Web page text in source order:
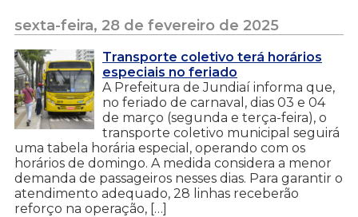
sexta-feira, 28 de fevereiro de 2025
Transporte coletivo terá horários
especiais no feriado
A Prefeitura de Jundiaí informa que,
no feriado de carnaval, dias 03 e 04
de março (segunda e terça-feira), o
transporte coletivo municipal seguirá
uma tabela horária especial, operando com os
horários de domingo. A medida considera a menor
demanda de passageiros nesses dias. Para garantir o
atendimento adequado, 28 linhas receberão
reforço na operação, […]